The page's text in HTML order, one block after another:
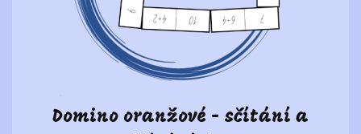
Domino oranžové - sčítání a